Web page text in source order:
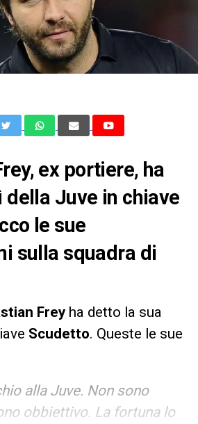
ex portiere, ha
della Juve in chiave
le sue
sulla squadra di
Frey ha detto la sua
Scudetto. Queste le sue
alla Juve. Non sono
obbiettivo. La fortuna lo